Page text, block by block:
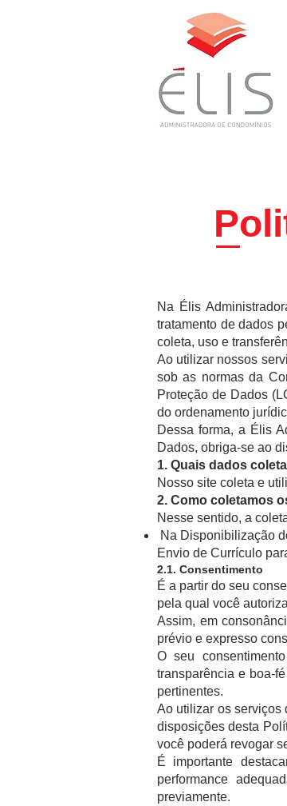
Na Élis
tratamento de dados
coleta, uso e
Ao utilizar nossos
sob as normas da
Proteção de Dados
do ordenamento
Dessa forma, a Élis
Dados, obriga-se ao
1. Quais dados
Nosso site coleta e
2. Como coletamos
Nesse sentido, a
Na Disponibilização
Envio de Currículo
2.1. Consentimento
É a partir do seu
pela qual você
Assim, em
prévio e expresso
O seu
transparência e boa-
pertinentes.
Ao utilizar os serviços
disposições desta
você poderá revogar
É importante
performance
previamente.